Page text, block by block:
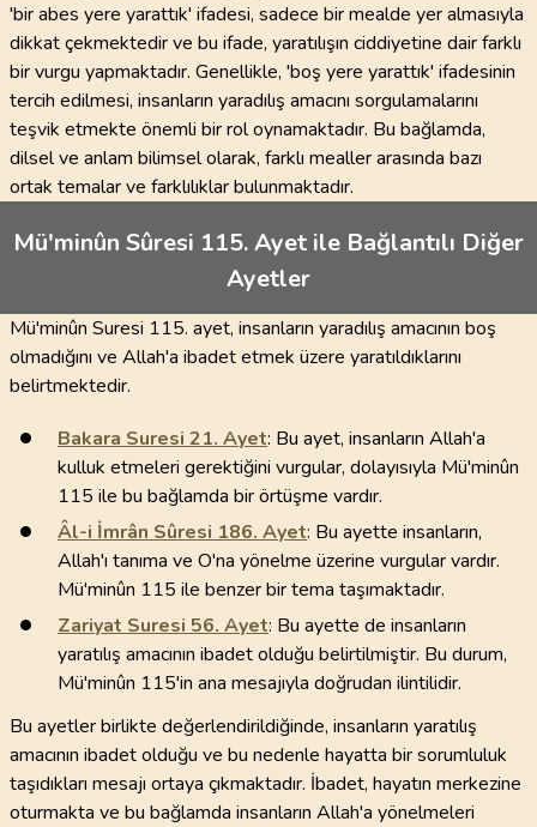
'bir abes yere yarattık' ifadesi, sadece bir mealde yer almasıyla
dikkat çekmektedir ve bu ifade, yaratılışın ciddiyetine dair farklı
bir vurgu yapmaktadır. Genellikle, 'boş yere yarattık' ifadesinin
tercih edilmesi, insanların yaradılış amacını sorgulamalarını
teşvik etmekte önemli bir rol oynamaktadır. Bu bağlamda,
dilsel ve anlam bilimsel olarak, farklı mealler arasında bazı
ortak temalar ve farklılıklar bulunmaktadır.
Mü'minûn Sûresi 115. Ayet ile Bağlantılı Diğer
Ayetler
Mü'minûn Suresi 115. ayet, insanların yaradılış amacının boş
olmadığını ve Allah'a ibadet etmek üzere yaratıldıklarını
belirtmektedir.
Bakara Suresi 21. Ayet: Bu ayet, insanların Allah'a
kulluk etmeleri gerektiğini vurgular, dolayısıyla Mü'minûn
115 ile bu bağlamda bir örtüşme vardır.
Âl-i İmrân Sûresi 186. Ayet: Bu ayette insanların,
Allah'ı tanıma ve O'na yönelme üzerine vurgular vardır.
Mü'minûn 115 ile benzer bir tema taşımaktadır.
Zariyat Suresi 56. Ayet: Bu ayette de insanların
yaratılış amacının ibadet olduğu belirtilmiştir. Bu durum,
Mü'minûn 115'in ana mesajıyla doğrudan ilintilidir.
Bu ayetler birlikte değerlendirildiğinde, insanların yaratılış
amacının ibadet olduğu ve bu nedenle hayatta bir sorumluluk
taşıdıkları mesajı ortaya çıkmaktadır. İbadet, hayatın merkezine
oturmakta ve bu bağlamda insanların Allah'a yönelmeleri